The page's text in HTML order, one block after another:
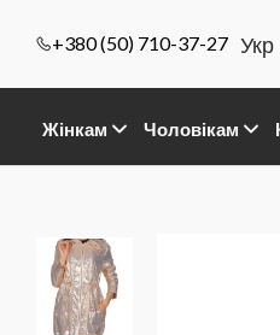
+380 (50) 710-37-27 Укр
Жінкам Чоловікам